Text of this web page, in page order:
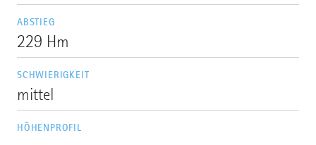
ABSTIEG
229 Hm
SCHWIERIGKEIT
mittel
HÖHENPROFIL